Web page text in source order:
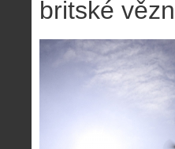
britské